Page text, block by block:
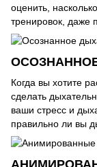
оценить,
тренировок, даже
Когда вы хотите
сделать
ваши стресс и
правильно ли вы